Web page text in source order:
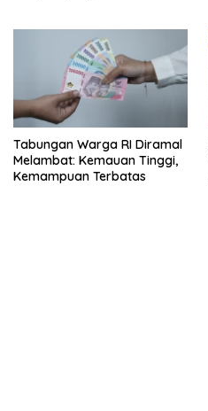
Tabungan Warga RI Diramal
Melambat: Kemauan Tinggi,
Kemampuan Terbatas